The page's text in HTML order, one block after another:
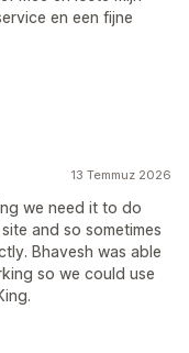
en een fijne
13 Temmuz 2026
we need it to do
and so sometimes
Bhavesh was able
so we could use